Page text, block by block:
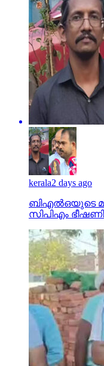
kerala2 days ago
ബിഎല്‍ഒയുടെ
സിപിഎം